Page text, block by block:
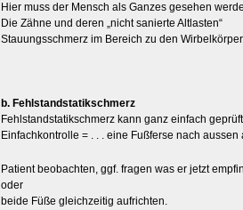
Hier muss der Mensch als Ganzes gesehen
Die Zähne und deren „nicht sanierte Altlasten“
Stauungsschmerz im Bereich zu den
b. Fehlstandstatikschmerz
Fehlstandstatikschmerz kann ganz einfach
Einfachkontrolle = . . . eine Fußferse nach
Patient beobachten, ggf. fragen was er jetzt
oder
beide Füße gleichzeitig aufrichten.